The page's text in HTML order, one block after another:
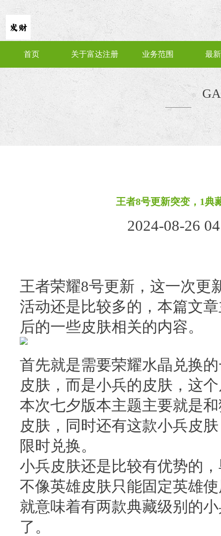
首页 关于富达注册 业务范围 最
王者8号更新突变，1典
2024-08-26
王者荣耀8号更新，这一次更
活动还是比较多的，本篇文
后的一些皮肤相关的内容。
首先就是需要荣耀水晶兑换
皮肤，而是小兵的皮肤，这
本次七夕版本主题主要就是
皮肤，同时还有这款小兵皮
限时兑换。
小兵皮肤还是比较有优势的
不像英雄皮肤只能固定英雄
就意味着有两款典藏级别的
了。